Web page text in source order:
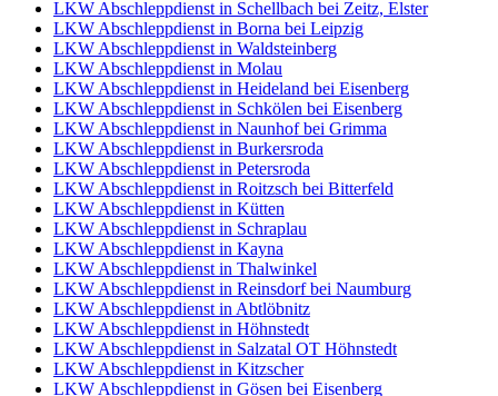
LKW Abschleppdienst in Schellbach bei Zeitz, Elster
LKW Abschleppdienst in Borna bei Leipzig
LKW Abschleppdienst in Waldsteinberg
LKW Abschleppdienst in Molau
LKW Abschleppdienst in Heideland bei Eisenberg
LKW Abschleppdienst in Schkölen bei Eisenberg
LKW Abschleppdienst in Naunhof bei Grimma
LKW Abschleppdienst in Burkersroda
LKW Abschleppdienst in Petersroda
LKW Abschleppdienst in Roitzsch bei Bitterfeld
LKW Abschleppdienst in Kütten
LKW Abschleppdienst in Schraplau
LKW Abschleppdienst in Kayna
LKW Abschleppdienst in Thalwinkel
LKW Abschleppdienst in Reinsdorf bei Naumburg
LKW Abschleppdienst in Abtlöbnitz
LKW Abschleppdienst in Höhnstedt
LKW Abschleppdienst in Salzatal OT Höhnstedt
LKW Abschleppdienst in Kitzscher
LKW Abschleppdienst in Gösen bei Eisenberg